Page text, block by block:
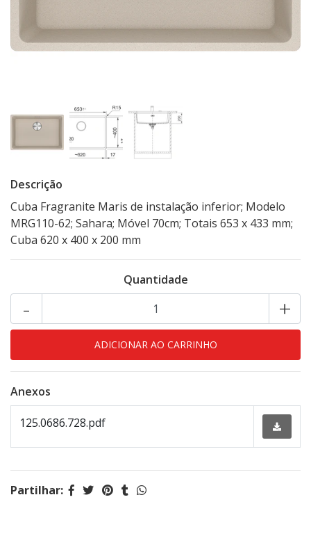
Descrição
Cuba Fragranite Maris de instalação inferior; Modelo
MRG110-62; Sahara; Móvel 70cm; Totais 653 x 433 mm;
Cuba 620 x 400 x 200 mm
Quantidade
+
-
Anexos
125.0686.728.pdf
Partilhar: